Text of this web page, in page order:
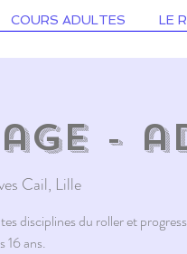
COURS ADULTES LE
-
Cail, Lille
disciplines du roller et
16 ans.